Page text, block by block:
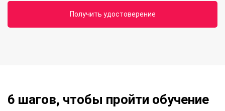
Получить удостоверение
6 шагов, чтобы пройти обучение